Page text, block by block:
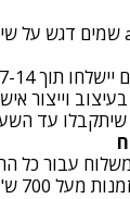
14 ימי עסקים מיום קבלת ההזמנה.
וייצור אישי ישלחו תוך 14 ימי
יחושבו כאותו יום עסקים , לאחר השעה 12:00 יחושבו כיום
עבור כל
ש"ח המשלוח יינתן בחינם!